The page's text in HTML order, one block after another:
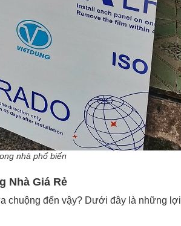
nhà phổ biến
Nhà Giá Rẻ
chuộng đến vậy? Dưới đây là những lợi